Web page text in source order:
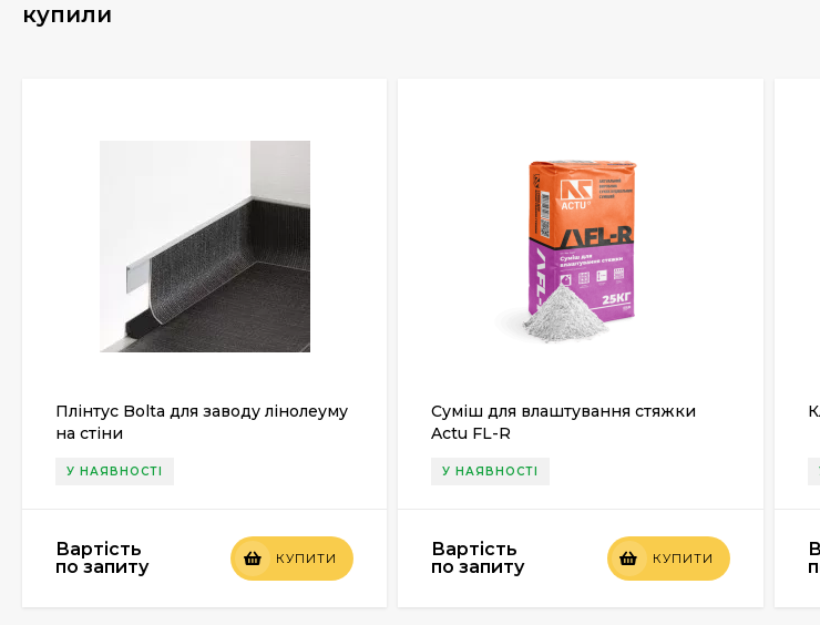
купили
Плінтус Bolta для заводу лінолеуму
на стіни
У НАЯВНОСТІ
Вартість
по запиту
КУПИТИ
Суміш для влаштування стяжки
Actu FL-R
У НАЯВНОСТІ
Вартість
по запиту
КУПИТИ